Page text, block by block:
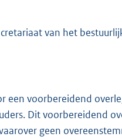
van het
voorbereidend
Dit voorbereidend
geen